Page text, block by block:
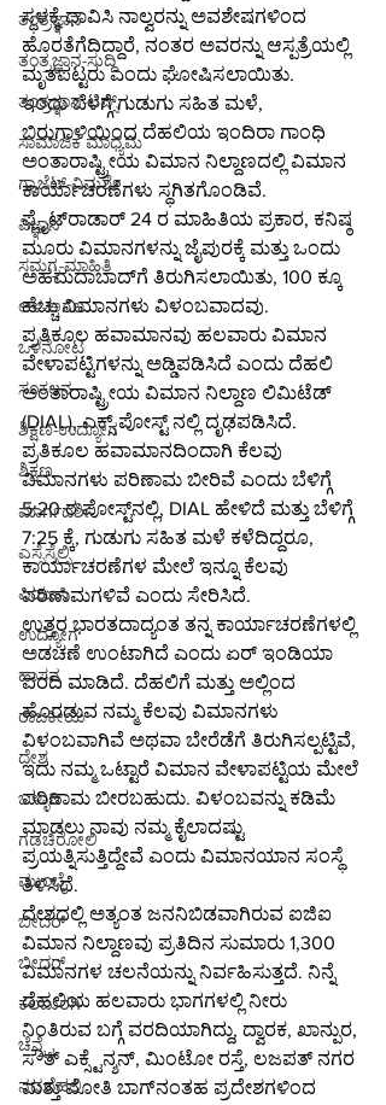
ತಂತ್ರಜ್ಞಾನ
ತಂತ್ರಜ್ಞಾನ-ಸುದ್ದಿ
ತಂತ್ರಜ್ಞಾನ-ಟಿಪ್ಸ್
ಸಾಮಾಜಿಕ ಮಾಧ್ಯಮ
ಗ್ಯಾಜೆಟ್-ವಿಮರ್ಶೆ
ವಿಜ್ಞಾನ
ಸಮಗ್ರ-ಮಾಹಿತಿ
ಆಳ-ಅಗಲ
ಒಳನೋಟ
ಸಂಕಲನ
ಶಿಕ್ಷಣ-ಉದ್ಯೋಗ
ಶಿಕ್ಷಣ
ಮಾರ್ಗದರ್ಶಿ
ಎಸ್ಸೆಸ್ಸೆಲ್ಸಿ
ಪಿಯುಸಿ
ಉದ್ಯೋಗ
ಹಾಸನ
ರಾಜಕೀಯ
ದೇಶ
ಬಳ್ಳಾರಿ
ಗಡಚಿರೋಲಿ
ಮುಂಬೈ
ಬೀದರ್
ಬೀದರ್
ಕಲಬುರಗಿ
ಚೆನ್ನೈ
ನವದೆಹಲಿ
ಸ್ಥಳಕ್ಕೆ ಧಾವಿಸಿ ನಾಲ್ವರನ್ನು ಅವಶೇಷಗಳಿಂದ
ಹೊರತೆಗೆದಿದ್ದಾರೆ, ನಂತರ ಅವರನ್ನು ಆಸ್ಪತ್ರೆಯಲ್ಲಿ
ಮೃತಪಟ್ಟರು ಎಂದು ಘೋಷಿಸಲಾಯಿತು.
ಇಂದು ಬೆಳಗ್ಗೆ ಗುಡುಗು ಸಹಿತ ಮಳೆ,
ಬಿರುಗಾಳಿಯಿಂದ ದೆಹಲಿಯ ಇಂದಿರಾ ಗಾಂಧಿ
ಅಂತಾರಾಷ್ಟ್ರೀಯ ವಿಮಾನ ನಿಲ್ದಾಣದಲ್ಲಿ ವಿಮಾನ
ಕಾರ್ಯಾಚರಣೆಗಳು ಸ್ಥಗಿತಗೊಂಡಿವೆ.
ಫ್ಲೈಟ್‌ರಾಡಾರ್ 24 ರ ಮಾಹಿತಿಯ ಪ್ರಕಾರ, ಕನಿಷ್ಠ
ಮೂರು ವಿಮಾನಗಳನ್ನು ಜೈಪುರಕ್ಕೆ ಮತ್ತು ಒಂದು
ಅಹಮದಾಬಾದ್‌ಗೆ ತಿರುಗಿಸಲಾಯಿತು, 100 ಕ್ಕೂ
ಹೆಚ್ಚು ವಿಮಾನಗಳು ವಿಳಂಬವಾದವು.
ಪ್ರತಿಕೂಲ ಹವಾಮಾನವು ಹಲವಾರು ವಿಮಾನ
ವೇಳಾಪಟ್ಟಿಗಳನ್ನು ಅಡ್ಡಿಪಡಿಸಿದೆ ಎಂದು ದೆಹಲಿ
ಅಂತಾರಾಷ್ಟ್ರೀಯ ವಿಮಾನ ನಿಲ್ದಾಣ ಲಿಮಿಟೆಡ್
(DIAL), ಎಕ್ಸ್ ಪೋಸ್ಟ್ ನಲ್ಲಿ ದೃಢಪಡಿಸಿದೆ.
ಪ್ರತಿಕೂಲ ಹವಾಮಾನದಿಂದಾಗಿ ಕೆಲವು
ವಿಮಾನಗಳು ಪರಿಣಾಮ ಬೀರಿವೆ ಎಂದು ಬೆಳಿಗ್ಗೆ
5:20 ರ ಪೋಸ್ಟ್‌ನಲ್ಲಿ, DIAL ಹೇಳಿದೆ ಮತ್ತು ಬೆಳಿಗ್ಗೆ
7:25 ಕ್ಕೆ, ಗುಡುಗು ಸಹಿತ ಮಳೆ ಕಳೆದಿದ್ದರೂ,
ಕಾರ್ಯಾಚರಣೆಗಳ ಮೇಲೆ ಇನ್ನೂ ಕೆಲವು
ಪರಿಣಾಮಗಳಿವೆ ಎಂದು ಸೇರಿಸಿದೆ.
ಉತ್ತರ ಭಾರತದಾದ್ಯಂತ ತನ್ನ ಕಾರ್ಯಾಚರಣೆಗಳಲ್ಲಿ
ಅಡಚಣೆ ಉಂಟಾಗಿದೆ ಎಂದು ಏರ್ ಇಂಡಿಯಾ
ವರದಿ ಮಾಡಿದೆ. ದೆಹಲಿಗೆ ಮತ್ತು ಅಲ್ಲಿಂದ
ಹೊರಡುವ ನಮ್ಮ ಕೆಲವು ವಿಮಾನಗಳು
ವಿಳಂಬವಾಗಿವೆ ಅಥವಾ ಬೇರೆಡೆಗೆ ತಿರುಗಿಸಲ್ಪಟ್ಟಿವೆ,
ಇದು ನಮ್ಮ ಒಟ್ಟಾರೆ ವಿಮಾನ ವೇಳಾಪಟ್ಟಿಯ ಮೇಲೆ
ಪರಿಣಾಮ ಬೀರಬಹುದು. ವಿಳಂಬವನ್ನು ಕಡಿಮೆ
ಮಾಡಲು ನಾವು ನಮ್ಮ ಕೈಲಾದಷ್ಟು
ಪ್ರಯತ್ನಿಸುತ್ತಿದ್ದೇವೆ ಎಂದು ವಿಮಾನಯಾನ ಸಂಸ್ಥೆ
ತಿಳಿಸಿದೆ.
ದೇಶದಲ್ಲಿ ಅತ್ಯಂತ ಜನನಿಬಿಡವಾಗಿರುವ ಐಜಿಐ
ವಿಮಾನ ನಿಲ್ದಾಣವು ಪ್ರತಿದಿನ ಸುಮಾರು 1,300
ವಿಮಾನಗಳ ಚಲನೆಯನ್ನು ನಿರ್ವಹಿಸುತ್ತದೆ. ನಿನ್ನೆ
ದೆಹಲಿಯ ಹಲವಾರು ಭಾಗಗಳಲ್ಲಿ ನೀರು
ನಿಂತಿರುವ ಬಗ್ಗೆ ವರದಿಯಾಗಿದ್ದು, ದ್ವಾರಕ, ಖಾನ್ಪುರ,
ಸೌತ್ ಎಕ್ಸ್ಟೆನ್ಶನ್, ಮಿಂಟೋ ರಸ್ತೆ, ಲಜಪತ್ ನಗರ
ಮತ್ತು ಮೋತಿ ಬಾಗ್‌ನಂತಹ ಪ್ರದೇಶಗಳಿಂದ